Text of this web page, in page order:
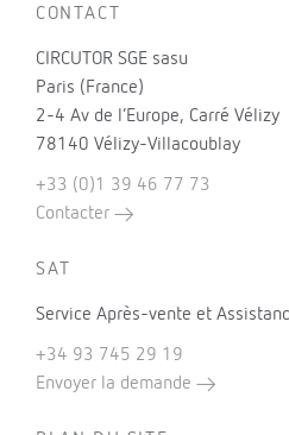
CONTACT
CIRCUTOR SGE sasu
Paris (France)
2-4 Av de l’Europe, Carré Vélizy
78140 Vélizy-Villacoublay
+33 (0)1 39 46 77 73
Contacter
SAT
Service Après-vente et
+34 93 745 29 19
Envoyer la demande